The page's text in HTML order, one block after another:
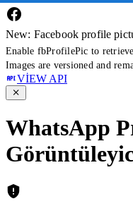
New: Facebook profile
Enable fbProfilePic to
Images are versioned and
VIEW API
WhatsApp